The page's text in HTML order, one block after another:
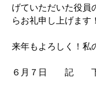
げていただいた役員
らお礼申し上げます！
来年もよろしく！私
６月７日 記 下